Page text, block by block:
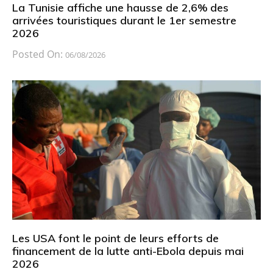
La Tunisie affiche une hausse de 2,6% des
arrivées touristiques durant le 1er semestre
2026
Posted On: 06/08/2026
Les USA font le point de leurs efforts de
financement de la lutte anti-Ebola depuis mai
2026